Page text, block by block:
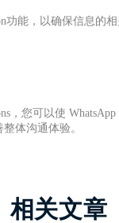
功能，以确保信息的
，您可以使
体沟通体验。
相关文章